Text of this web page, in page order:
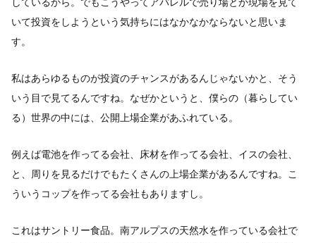
いて投資をしようという気持ちにはなかなかならないと思いま
す。
私はあらゆるものが投資のチャンスがあるんじゃないかと、そう
いう目で見てるんですね。なぜかというと、僕らの（暮らしてい
る）世界の中には、公開上場企業があふれている。
例えば電池を作ってる会社、床材を作ってる会社、イスの会社、
と、周りを見るだけでもたくさんの上場企業があるんですね。こ
ういうコップを作ってる会社もありますし。
これはサントリー食品。南アルプスの天然水を作っている会社で